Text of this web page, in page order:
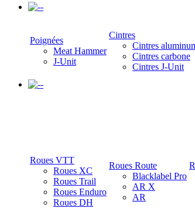
-
Poignées
Meat Hammer
J-Unit
Cintres
Cintres
Cintres carbone
Cintres J-Unit
-
Roues VTT
Roues XC
Roues Trail
Roues Enduro
Roues DH
Roues Route
Blacklabel Pro
AR X
AR